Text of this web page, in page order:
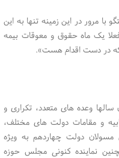
با مرور در این زمینه تنها به این
یک ماه حقوق و معوقات بیمه
در دست اقدام هست».
وعده های متعدد، تکراری و
و مقامات دولت های مختلف،
مسولان دولت چهاردهم به ویژه
نماینده کنونی مجلس حوزه